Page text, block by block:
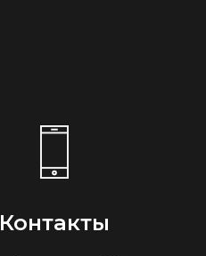
Контакты